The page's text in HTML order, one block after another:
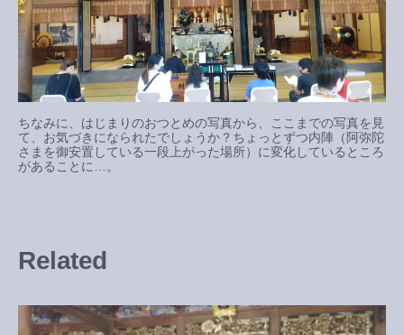
ちなみに、はじまりのおつとめの写真から、ここまでの写真を見
て、お気づきになられたでしょうか？ちょっとずつ内陣（阿弥陀
さまを御安置している一段上がった場所）に変化しているところ
があることに…。
Related